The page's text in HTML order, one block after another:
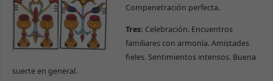
Compenetración perfecta.
Tres: Celebración. Encuentros
familiares con armonía. Amistades
fieles. Sentimientos intensos. Buena
suerte en general.